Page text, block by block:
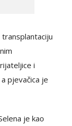
i
pjevačica je
je kao